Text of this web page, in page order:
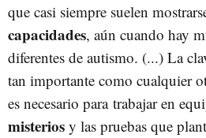
que casi siempre suelen
capacidades, aún cuando hay
diferentes de autismo. (...) La
tan importante como cualquier
es necesario para trabajar en
misterios y las pruebas que